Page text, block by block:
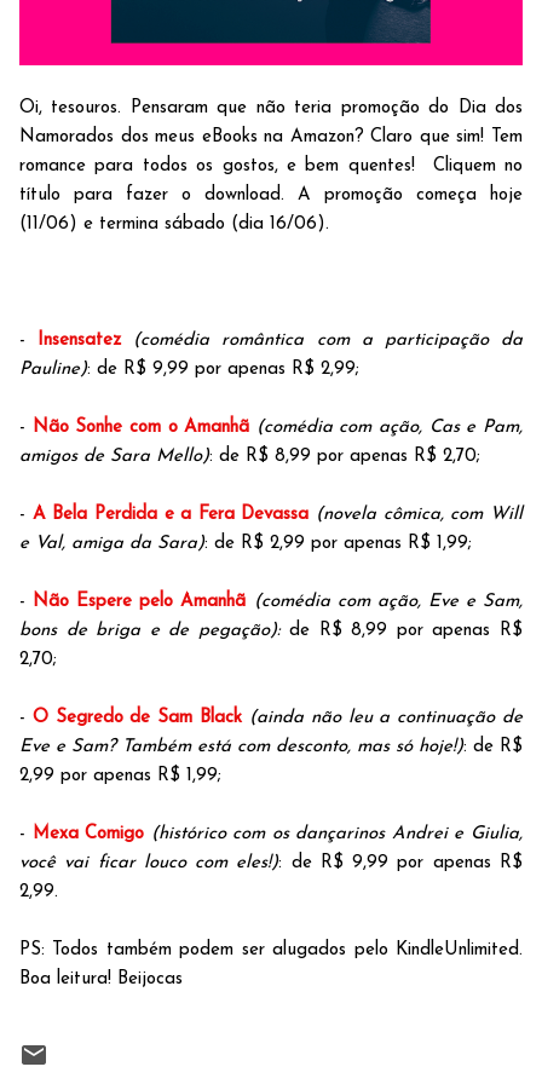
Oi, tesouros. Pensaram que não teria promoção do Dia dos
Namorados dos meus eBooks na Amazon? Claro que sim! Tem
romance para todos os gostos, e bem quentes! Cliquem no
título para fazer o download. A promoção começa hoje
(11/06) e termina sábado (dia 16/06).
- Insensatez
(comédia romântica com a participação da
Pauline): de R$ 9,99 por apenas R$ 2,99;
- Não Sonhe com o Amanhã (comédia com ação, Cas e Pam,
amigos de Sara Mello): de R$ 8,99 por apenas R$ 2,70;
- A Bela Perdida e a Fera Devassa (novela cômica, com Will
e Val, amiga da Sara): de R$ 2,99 por apenas R$ 1,99;
- Não Espere pelo Amanhã (comédia com ação, Eve e Sam,
bons de briga e de pegação):de R$ 8,99 por apenas R$
2,70;
- O Segredo de Sam Black (ainda não leu a continuação de
Eve e Sam? Também está com desconto, mas só hoje!): de R$
2,99 por apenas R$ 1,99;
- Mexa Comigo (histórico com os dançarinos Andrei e Giulia,
você vai ficar louco com eles!): de R$ 9,99 por apenas R$
2,99.
PS: Todos também podem ser alugados pelo KindleUnlimited.
Boa leitura! Beijocas